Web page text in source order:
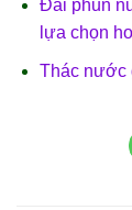
Đài phun
lựa chọn
Thác nước